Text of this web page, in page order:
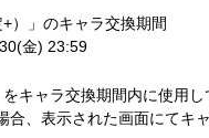
）」のキャラ交換期間
金) 23:59
キャラ交換期間内に使用
、表示された画面にてキ